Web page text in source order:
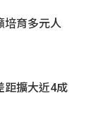
培育多元人
距擴大近4成